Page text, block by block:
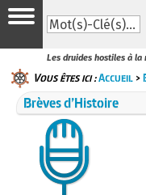
Les druides hostiles à
Vous êtes ici :Accueil >
Brèves d’Histoire